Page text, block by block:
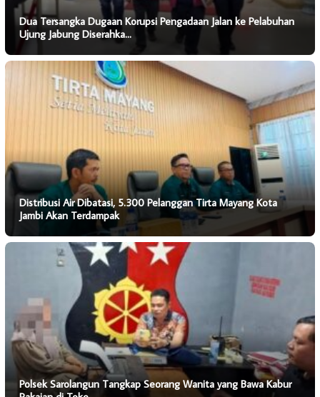
Dua Tersangka Dugaan Korupsi Pengadaan Jalan ke Pelabuhan
Ujung Jabung Diserahka…
Distribusi Air Dibatasi, 5.300 Pelanggan Tirta Mayang Kota
Jambi Akan Terdampak
Polsek Sarolangun Tangkap Seorang Wanita yang Bawa Kabur